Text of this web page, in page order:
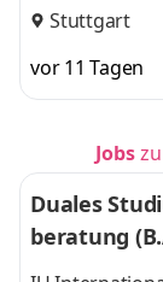
Stuttgart
vor 11 Tagen
Jobs
Duales
beratung